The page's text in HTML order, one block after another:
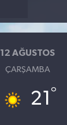
12 AĞUSTOS
ÇARŞAMBA
21 °